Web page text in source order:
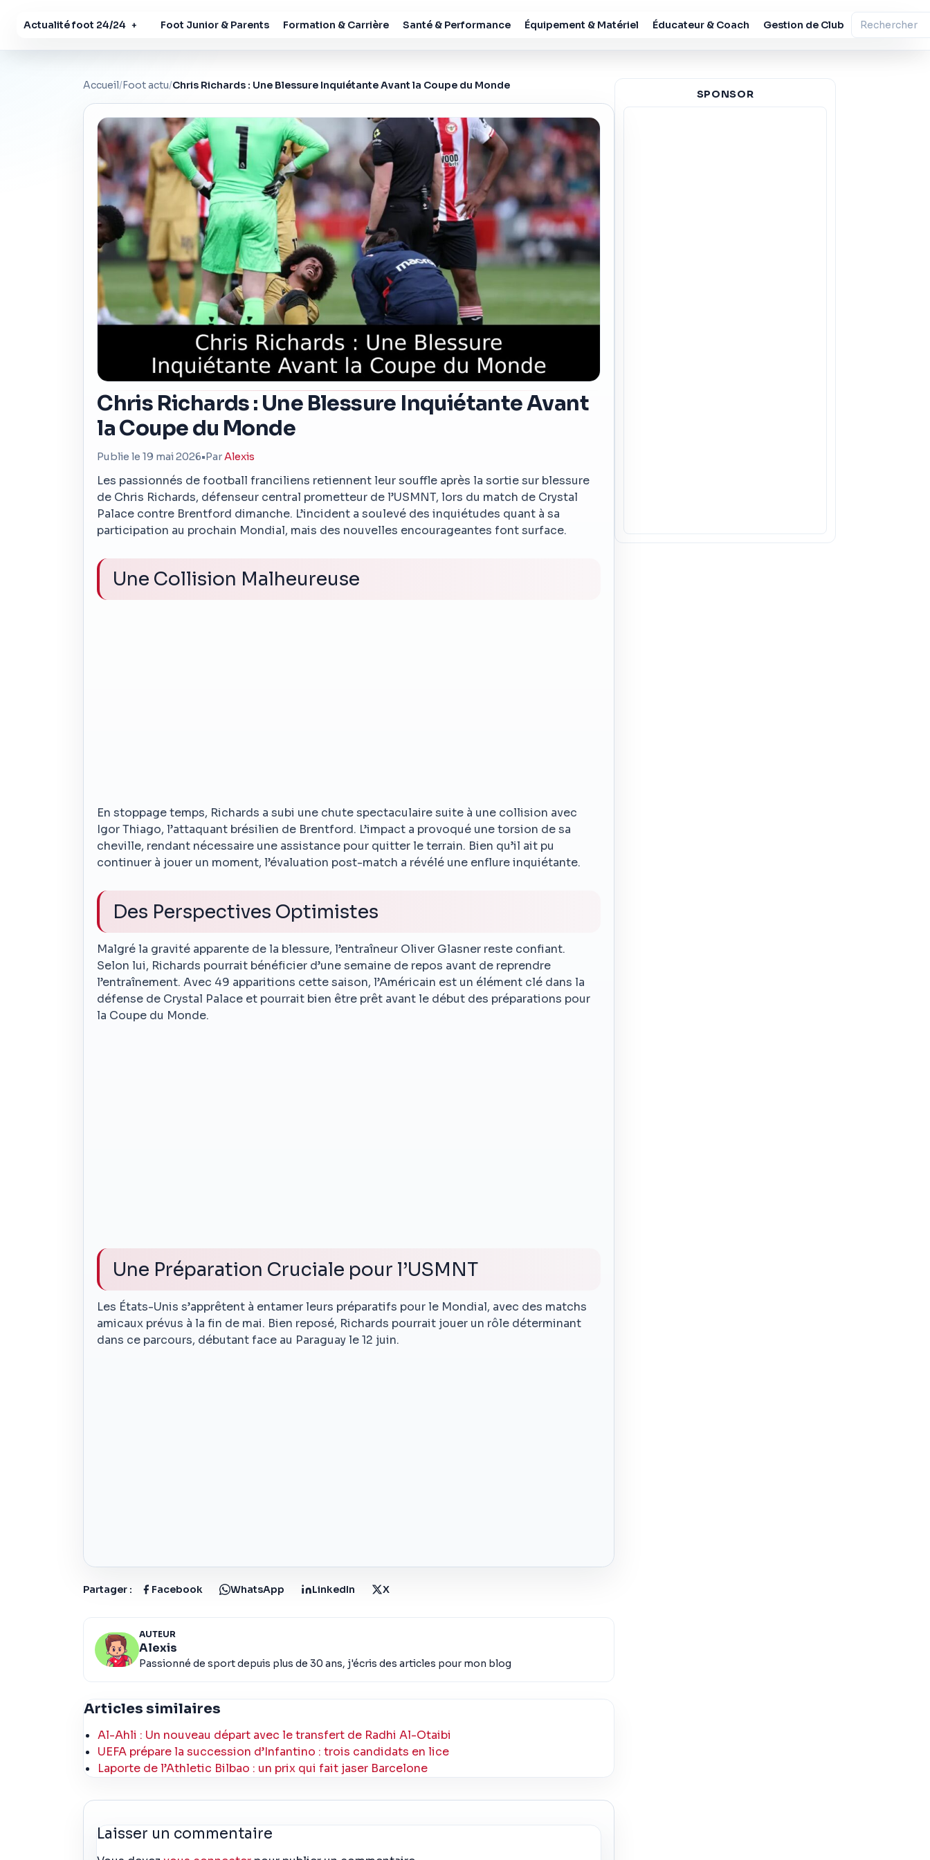
Actualité foot 24/24 + Foot Junior & Parents Formation & Carrière Santé & Performance Équipement & Matériel Éducateur & Coach Gestion de Club
Accueil/Foot actu/Chris Richards : Une Blessure Inquiétante Avant la Coupe du Monde
Chris Richards : Une Blessure Inquiétante Avant
la Coupe du Monde
Publie le 19 mai 2026•ParAlexis
Les passionnés de football franciliens retiennent leur souffle après la sortie sur blessure
de Chris Richards, défenseur central prometteur de l’USMNT, lors du match de Crystal
Palace contre Brentford dimanche. L’incident a soulevé des inquiétudes quant à sa
participation au prochain Mondial, mais des nouvelles encourageantes font surface.
Une Collision Malheureuse
En stoppage temps, Richards a subi une chute spectaculaire suite à une collision avec
Igor Thiago, l’attaquant brésilien de Brentford. L’impact a provoqué une torsion de sa
cheville, rendant nécessaire une assistance pour quitter le terrain. Bien qu’il ait pu
continuer à jouer un moment, l’évaluation post-match a révélé une enflure inquiétante.
Des Perspectives Optimistes
Malgré la gravité apparente de la blessure, l’entraîneur Oliver Glasner reste confiant.
Selon lui, Richards pourrait bénéficier d’une semaine de repos avant de reprendre
l’entraînement. Avec 49 apparitions cette saison, l’Américain est un élément clé dans la
défense de Crystal Palace et pourrait bien être prêt avant le début des préparations pour
la Coupe du Monde.
Une Préparation Cruciale pour l’USMNT
Les États-Unis s’apprêtent à entamer leurs préparatifs pour le Mondial, avec des matchs
amicaux prévus à la fin de mai. Bien reposé, Richards pourrait jouer un rôle déterminant
dans ce parcours, débutant face au Paraguay le 12 juin.
Partager : Facebook WhatsApp LinkedIn X
AUTEUR
Alexis
Passionné de sport depuis plus de 30 ans, j'écris des articles pour mon blog
Articles similaires
Al-Ahli : Un nouveau départ avec le transfert de Radhi Al-Otaibi
UEFA prépare la succession d’Infantino : trois candidats en lice
Laporte de l’Athletic Bilbao : un prix qui fait jaser Barcelone
Laisser un commentaire
SPONSOR